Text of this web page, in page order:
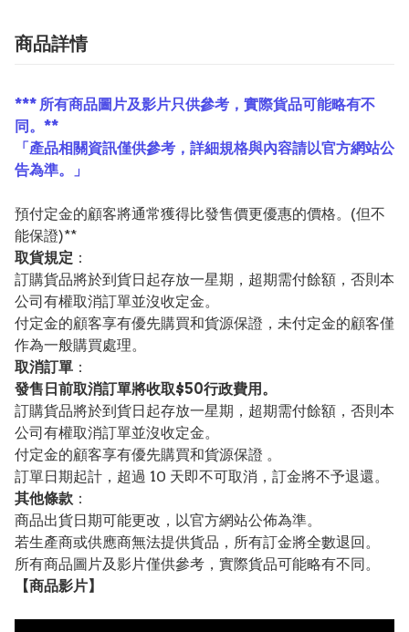
商品詳情
*** 所有商品圖片及影片只供參考，實際貨品可能略有不
同。**
「產品相關資訊僅供參考，詳細規格與內容請以官方網站公
告為準。」
預付定金的顧客將通常獲得比發售價更優惠的價格。(但不
能保證)**
取貨規定 ：
訂購貨品將於到貨日起存放一星期，超期需付餘額，否則本
公司有權取消訂單並沒收定金。
付定金的顧客享有優先購買和貨源保證，未付定金的顧客僅
作為一般購買處理。
取消訂單 ：
發售日前取消訂單將收取$50行政費用。
訂購貨品將於到貨日起存放一星期，超期需付餘額，否則本
公司有權取消訂單並沒收定金。
付定金的顧客享有優先購買和貨源保證 。
訂單日期起計，超過 10 天即不可取消，訂金將不予退還。
其他條款 ：
商品出貨日期可能更改，以官方網站公佈為準。
若生產商或供應商無法提供貨品，所有訂金將全數退回。
所有商品圖片及影片僅供參考，實際貨品可能略有不同。
【商品影片】